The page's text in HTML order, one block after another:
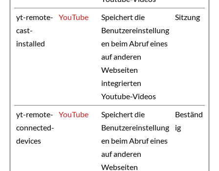
yt-remote-
cast-
installed
YouTube
Speichert die
Benutzereinstellung
en beim Abruf eines
auf anderen
Webseiten
integrierten
Youtube-Videos
Sitzung
yt-remote-
connected-
devices
YouTube
Speichert die
Benutzereinstellung
en beim Abruf eines
auf anderen
Webseiten
Beständ
ig